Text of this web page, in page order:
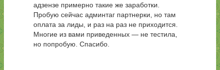
адзензе примерно такие же заработки.
Пробую сейчас админтаг партнерки, но там
оплата за лиды, и раз на раз не приходится.
Многие из вами приведенных — не тестила,
но попробую. Спасибо.